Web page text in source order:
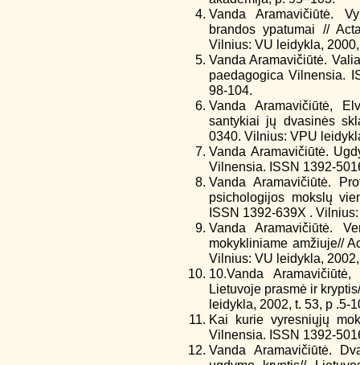
Vanda Aramavičiūtė.
brandos ypatumai //
Vilnius: VU leidykla,
Vanda Aramavičiūtė.
paedagogica Vilnensia.
98-104.
Vanda Aramavičiūtė,
santykiai jų dvasinės
0340. Vilnius: VPU
Vanda Aramavičiūtė.
Vilnensia. ISSN 1392-
Vanda Aramavičiūtė.
psichologijos mokslų
ISSN 1392-639X .
Vanda Aramavičiūtė.
mokykliniame amžiuje//
Vilnius: VU leidykla,
10.Vanda
Lietuvoje prasmė ir
leidykla, 2002, t. 53, p .5-
Kai kurie vyresniųjų
Vilnensia. ISSN 1392-
Vanda Aramavičiūtė.